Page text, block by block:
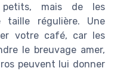
mais de les
taille régulière. Une
votre café, car les
le breuvage amer,
peuvent lui donner